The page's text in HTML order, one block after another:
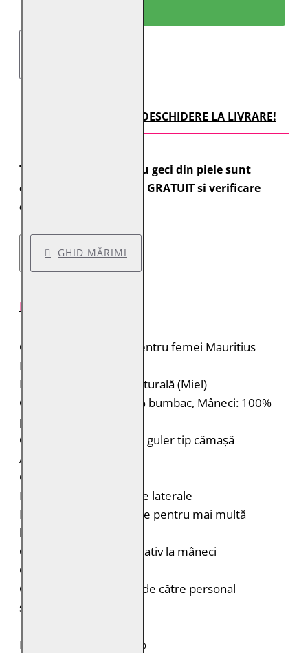
TRANSPORT CU DESCHIDERE LA LIVRARE!
Toate comenzile pentru geci din piele sunt
expediate cu transport GRATUIT si verificare
colet.
GHID MĂRIMI
Geacă lungă de piele pentru femei Mauritius
Brand: Mauritius
Material: 100% piele naturală (Miel)
Căptușeală: Corp: 100% bumbac, Mâneci: 100%
poliester (reciclat)
Geacă lungă de piele cu guler tip cămașă
Aspect de trench
Cordon în talie
Două buzunare verticale laterale
Fantă în partea din spate pentru mai multă
libertate de mișcare
Curea cu nasture decorativ la mâneci
Croială: Regular Fit
Curățare: Spălare doar de către personal
specializat
PIELE NATURALĂ: 100%